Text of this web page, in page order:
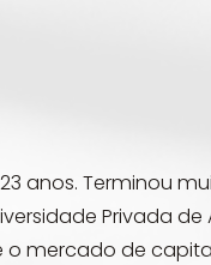
anos. Terminou
Privada de
o mercado de